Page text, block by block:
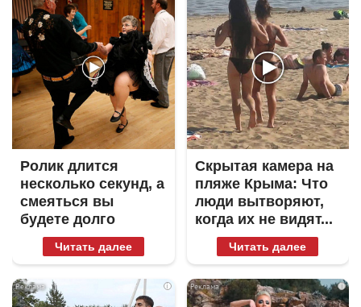
Ролик длится
несколько секунд, а
смеяться вы
будете долго
Читать далее
Скрытая камера на
пляже Крыма: Что
люди вытворяют,
когда их не видят...
Читать далее
i i